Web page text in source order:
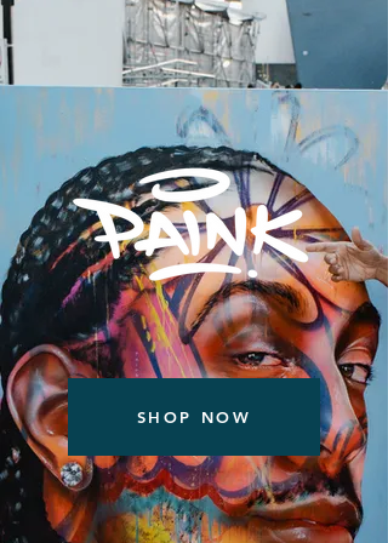
SHOP NOW